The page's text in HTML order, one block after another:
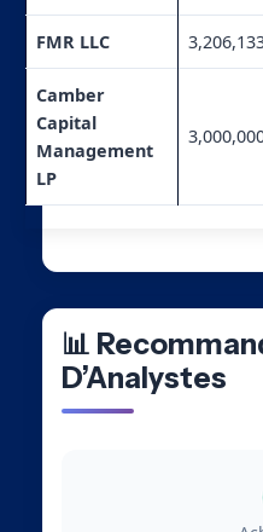
FMR LLC
Camber
Capital
Management
LP
📊
D’Analystes